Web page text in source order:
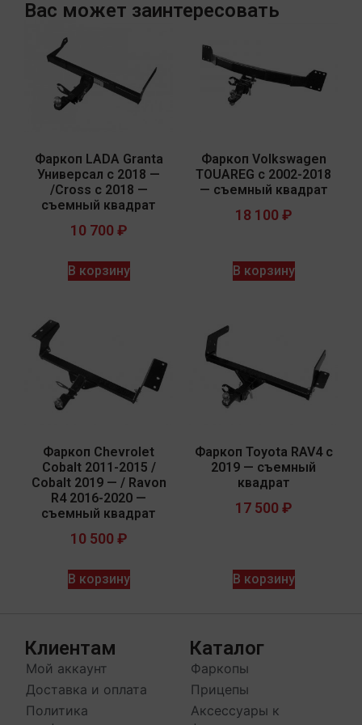
Вас может заинтересовать
Фаркоп LADA Granta
Универсал с 2018 —
/Cross с 2018 —
съемный квадрат
10 700 ₽
В корзину
Фаркоп Volkswagen
TOUAREG с 2002-2018
— съемный квадрат
18 100 ₽
В корзину
Фаркоп Chevrolet
Cobalt 2011-2015 /
Cobalt 2019 — / Ravon
R4 2016-2020 —
съемный квадрат
10 500 ₽
В корзину
Фаркоп Toyota RAV4 с
2019 — съемный
квадрат
17 500 ₽
В корзину
Клиентам
Мой аккаунт
Доставка и оплата
Политика
Каталог
Фаркопы
Прицепы
Аксессуары к